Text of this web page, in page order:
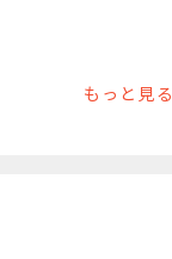
もっと見る